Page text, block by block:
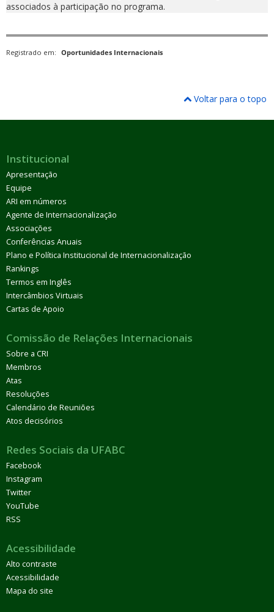
associados à participação no programa.
Registrado em: Oportunidades Internacionais
Voltar para o topo
Institucional
Apresentação
Equipe
ARI em números
Agente de Internacionalização
Associações
Conferências Anuais
Plano e Política Institucional de Internacionalização
Rankings
Termos em Inglês
Intercâmbios Virtuais
Cartas de Apoio
Comissão de Relações Internacionais
Sobre a CRI
Membros
Atas
Resoluções
Calendário de Reuniões
Atos decisórios
Redes Sociais da UFABC
Facebook
Instagram
Twitter
YouTube
RSS
Acessibilidade
Alto contraste
Acessibilidade
Mapa do site